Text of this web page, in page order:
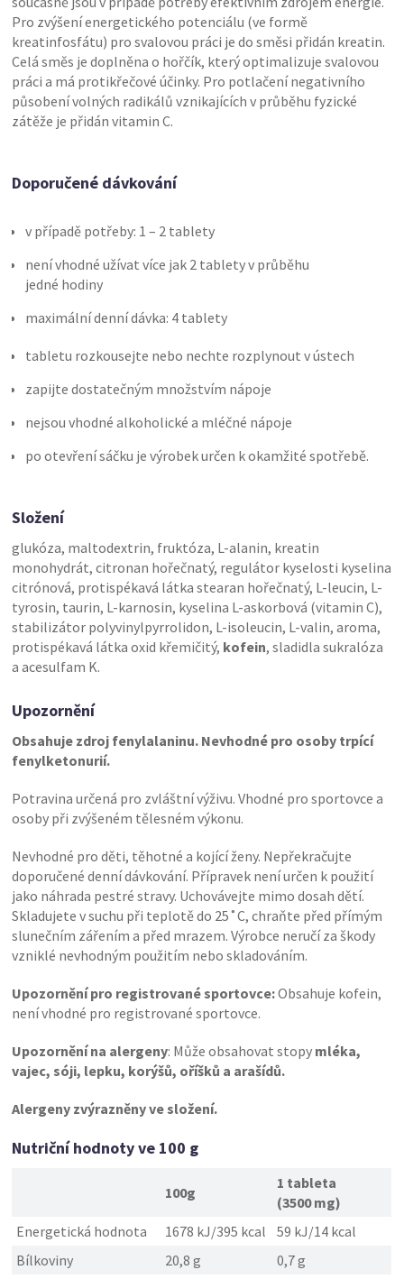
Pro zvýšení energetického potenciálu (ve formě
kreatinfosfátu) pro svalovou práci je do směsi přidán kreatin.
Celá směs je doplněna o hořčík, který optimalizuje svalovou
práci a má protikřečové účinky. Pro potlačení negativního
působení volných radikálů vznikajících v průběhu fyzické
zátěže je přidán vitamin C.
Doporučené dávkování
v případě potřeby: 1 – 2 tablety
není vhodné užívat více jak 2 tablety v průběhu
jedné hodiny
maximální denní dávka: 4 tablety
tabletu rozkousejte nebo nechte rozplynout v ústech
zapijte dostatečným množstvím nápoje
nejsou vhodné alkoholické a mléčné nápoje
po otevření sáčku je výrobek určen k okamžité spotřebě.
Složení
glukóza, maltodextrin, fruktóza, L-alanin, kreatin
monohydrát, citronan hořečnatý, regulátor kyselosti kyselina
citrónová, protispékavá látka stearan hořečnatý, L-leucin, L-
tyrosin, taurin, L-karnosin, kyselina L-askorbová (vitamin C),
stabilizátor polyvinylpyrrolidon, L-isoleucin, L-valin, aroma,
protispékavá látka oxid křemičitý, kofein, sladidla sukralóza
a acesulfam K.
Upozornění
Obsahuje zdroj fenylalaninu. Nevhodné pro osoby trpící
fenylketonurií.
Potravina určená pro zvláštní výživu. Vhodné pro sportovce a
osoby při zvýšeném tělesném výkonu.
Nevhodné pro děti, těhotné a kojící ženy. Nepřekračujte
doporučené denní dávkování. Přípravek není určen k použití
jako náhrada pestré stravy. Uchovávejte mimo dosah dětí.
Skladujete v suchu při teplotě do 25˚C, chraňte před přímým
slunečním zářením a před mrazem. Výrobce neručí za škody
vzniklé nevhodným použitím nebo skladováním.
Upozornění pro registrované sportovce:Obsahuje kofein,
není vhodné pro registrované sportovce.
Upozornění na alergeny: Může obsahovat stopy mléka,
vajec, sóji, lepku, korýšů, oříšků a arašídů.
Alergeny zvýrazněny ve složení.
Nutriční hodnoty ve 100 g
100g
1 tableta
(3500 mg)
Energetická hodnota
1678 kJ/395 kcal
59 kJ/14 kcal
Bílkoviny
20,8 g
0,7 g